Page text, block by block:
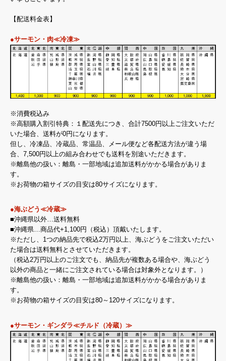
【配送料金表】
●サーモン・肉≪冷凍≫
※消費税込み
※高額購入割引特典：１配送先につき、合計7500円以上ご注文いただ
いた場合、送料が0円になります。
但し、冷凍品、冷蔵品、常温品、メール便など各配送方法が違う場
合、7,500円以上の組み合わせでも送料を別途いただきます。
※離島他の扱い：離島・一部地域は追加送料がかかる場合がありま
す。
※お荷物の箱サイズの目安は80サイズになります。
●海ぶどう≪冷蔵≫
■沖縄県以外…送料無料
■沖縄県…商品代+1,100円（税込）頂戴いたします。
※ただし、1つの納品先で税込2万円以上、海ぶどうをご注文いただい
た場合は送料無料とさせていただきます。
（税込2万円以上のご注文でも、納品先が複数ある場合や、海ぶどう
以外の商品と一緒にご注文されている場合は対象外となります。）
※離島他の扱い：離島・一部地域は追加送料がかかる場合がありま
す。
※お荷物の箱サイズの目安は80～120サイズになります。
●サーモン・ギンダラ≪チルド（冷蔵）≫